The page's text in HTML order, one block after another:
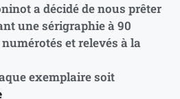
a décidé de nous prêter
une sérigraphie à 90
et relevés à la
exemplaire soit